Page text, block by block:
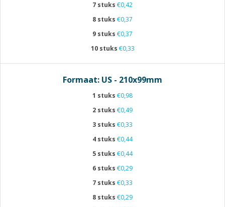
7 stuks €0,42
8 stuks €0,37
9 stuks €0,37
10 stuks €0,33
Formaat: US - 210x99mm
1 stuks €0,98
2 stuks €0,49
3 stuks €0,33
4 stuks €0,44
5 stuks €0,44
6 stuks €0,29
7 stuks €0,33
8 stuks €0,29